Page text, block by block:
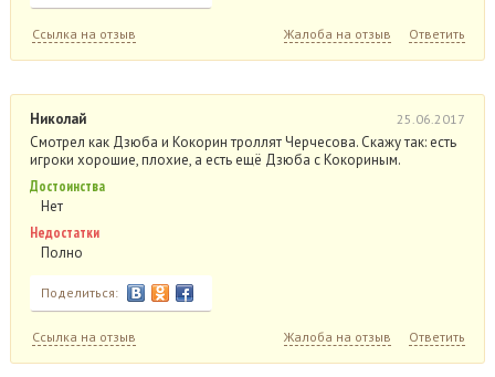
Ссылка на отзыв Жалоба на отзыв Ответить
Николай 25.06.2017
Смотрел как Дзюба и Кокорин троллят Черчесова. Скажу так: есть
игроки хорошие, плохие, а есть ещё Дзюба с Кокориным.
Достоинства
Нет
Недостатки
Полно
Поделиться:
Ссылка на отзыв Жалоба на отзыв Ответить